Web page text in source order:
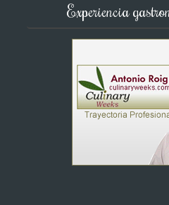
Experiencia